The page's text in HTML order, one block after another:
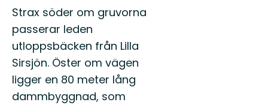
Strax söder om gruvorna
passerar leden
utloppsbäcken från Lilla
Sirsjön. Öster om vägen
ligger en 80 meter lång
dammbyggnad, som